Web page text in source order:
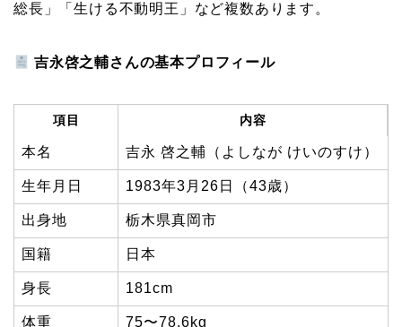
総長」「生ける不動明王」など複数あります。
吉永啓之輔さんの基本プロフィール
項目 内容
本名 吉永 啓之輔（よしなが けいのすけ）
生年月日 1983年3月26日（43歳）
出身地 栃木県真岡市
国籍 日本
身長 181cm
体重 75〜78.6kg